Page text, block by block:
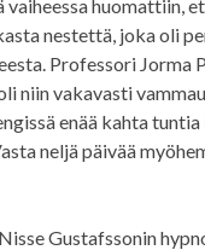
vaiheessa huomattiin,
nestettä, joka oli
Professori Jorma
niin vakavasti
enää kahta
neljä päivää
Gustafssonin